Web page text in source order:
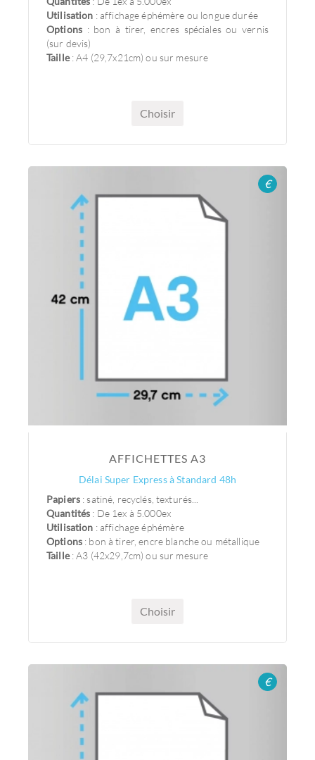
Utilisation : affichage éphémère ou longue durée
Options : bon à tirer, encres spéciales ou vernis
(sur devis)
Taille: A4 (29,7x21cm) ou sur mesure
Choisir
€
AFFICHETTES A3
Délai Super Express à Standard 48h
Papiers : satiné, recyclés, texturés...
Quantités : De 1ex à 5.000ex
Utilisation : affichage éphémère
Options : bon à tirer, encre blanche ou métallique
Taille: A3 (42x29,7cm) ou sur mesure
Choisir
€